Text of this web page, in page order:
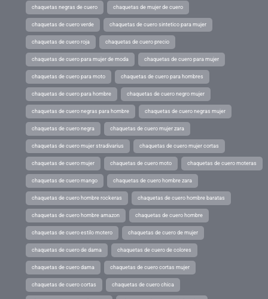
chaquetas negras de cuero chaquetas de mujer de cuero
chaquetas de cuero verde chaquetas de cuero sintetico para mujer
chaquetas de cuero roja chaquetas de cuero precio
chaquetas de cuero para mujer de moda chaquetas de cuero para mujer
chaquetas de cuero para moto chaquetas de cuero para hombres
chaquetas de cuero para hombre chaquetas de cuero negro mujer
chaquetas de cuero negras para hombre chaquetas de cuero negras mujer
chaquetas de cuero negra chaquetas de cuero mujer zara
chaquetas de cuero mujer stradivarius chaquetas de cuero mujer cortas
chaquetas de cuero mujer chaquetas de cuero moto chaquetas de cuero moteras
chaquetas de cuero mango chaquetas de cuero hombre zara
chaquetas de cuero hombre rockeras chaquetas de cuero hombre baratas
chaquetas de cuero hombre amazon chaquetas de cuero hombre
chaquetas de cuero estilo motero chaquetas de cuero de mujer
chaquetas de cuero de dama chaquetas de cuero de colores
chaquetas de cuero dama chaquetas de cuero cortas mujer
chaquetas de cuero cortas chaquetas de cuero chica